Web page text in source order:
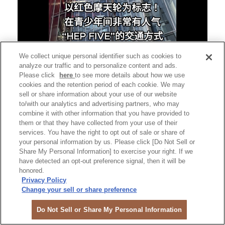
HERBIS PLAZA
拥有高级酒店和会议场的大阪梅田购物中心“HERBIS
PLAZA”的交通方式
We collect unique personal identifier such as cookies to
analyze our traffic and to personalize content and ads.
Please click
hereto see more details about how we use
cookies and the retention period of each cookie. We may
sell or share information about your use of our website
to/with our analytics and advertising partners, who may
combine it with other information that you have provided to
them or that they have collected from your use of their
services. You have the right to opt out of sale or share of
your personal information by us. Please click [Do Not Sell or
Share My Personal Information] to exercise your right. If we
have detected an opt-out preference signal, then it will be
honored.
Privacy Policy
Change your sell or share preference
Do Not Sell or Share My Personal Information